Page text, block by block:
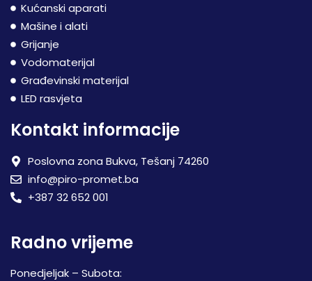
Kućanski aparati
Mašine i alati
Grijanje
Vodomaterijal
Građevinski materijal
LED rasvjeta
Kontakt informacije
Poslovna zona Bukva, Tešanj 74260
info@piro-promet.ba
+387 32 652 001
Radno vrijeme
Ponedjeljak – Subota: